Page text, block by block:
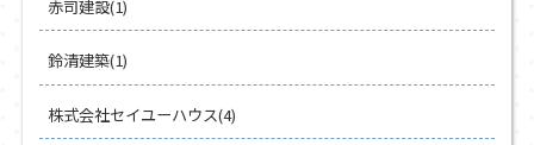
赤司建設(1)
鈴清建築(1)
株式会社セイユーハウス(4)